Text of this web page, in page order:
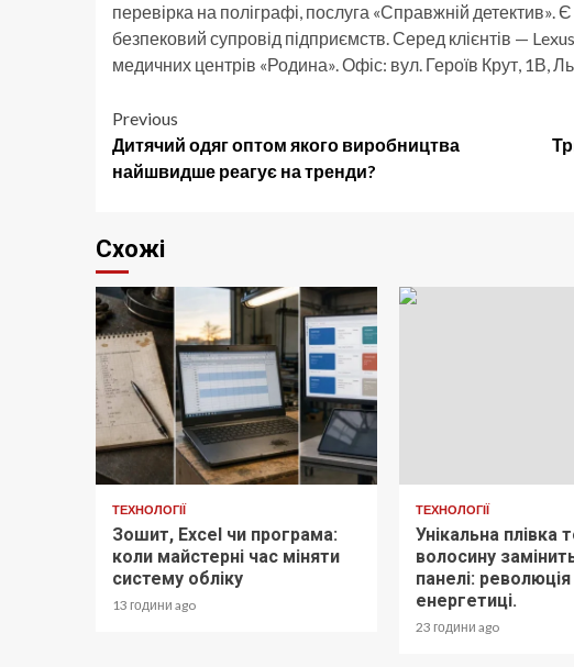
перевірка на поліграфі, послуга «Справжній
безпековий супровід підприємств. Серед клієнтів —
медичних центрів «Родина». Офіс: вул. Героїв Крут, 1В,
Post
navigation
Previous
Дитячий одяг оптом якого виробництва
найшвидше реагує на тренди?
Схожі
ТЕХНОЛОГІЇ
Зошит, Excel чи програма:
коли майстерні час міняти
систему обліку
13 години ago
ТЕХНОЛОГІЇ
Унікальна плівка
волосину
панелі:
енергетиці.
23 години ago